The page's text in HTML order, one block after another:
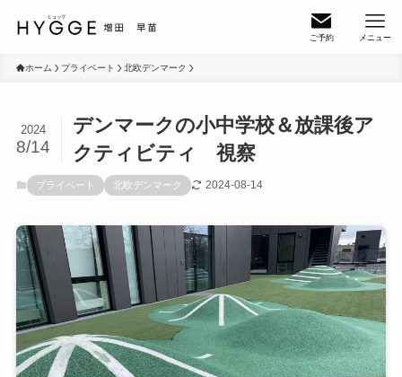
ご予約 メニュー
ホーム プライベート 北欧デンマーク
デンマークの小中学校＆放課後ア
クティビティ 視察
2024
8/14
プライベート 北欧デンマーク 2024-08-14